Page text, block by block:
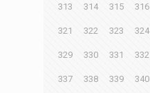
313 314 315 316
321 322 323 324
329 330 331 332
337 338 339 340